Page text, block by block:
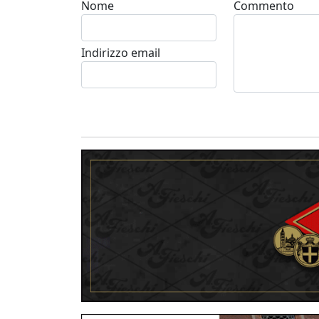
Nome
Indirizzo email
Commento